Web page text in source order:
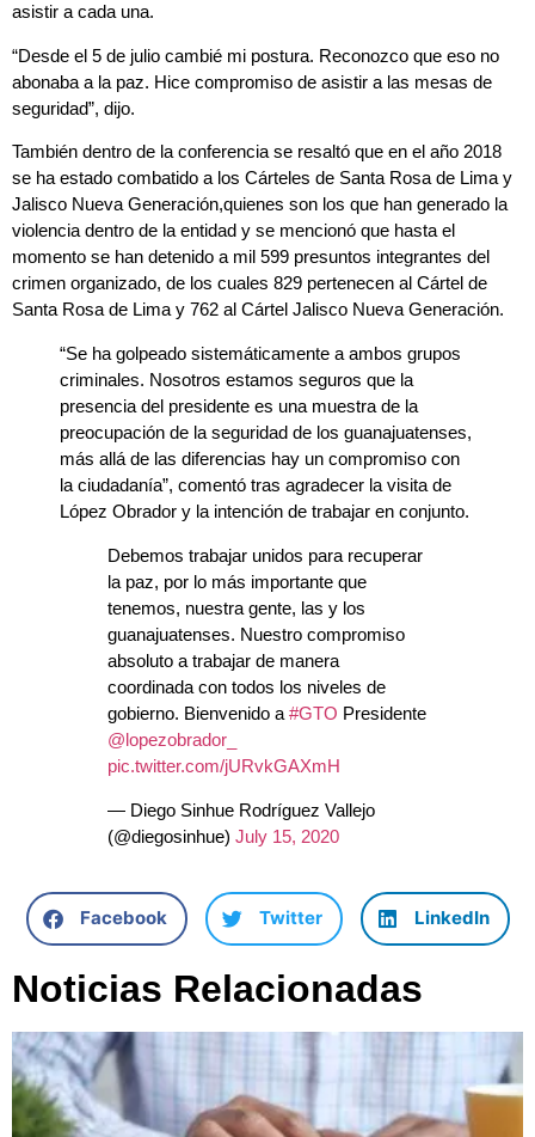
asistir a cada una.
“Desde el 5 de julio cambié mi postura. Reconozco que eso no
abonaba a la paz. Hice compromiso de asistir a las mesas de
seguridad”, dijo.
También dentro de la conferencia se resaltó que en el año 2018
se ha estado combatido a los Cárteles de Santa Rosa de Lima y
Jalisco Nueva Generación,quienes son los que han generado la
violencia dentro de la entidad y se mencionó que hasta el
momento se han detenido a mil 599 presuntos integrantes del
crimen organizado, de los cuales 829 pertenecen al Cártel de
Santa Rosa de Lima y 762 al Cártel Jalisco Nueva Generación.
“Se ha golpeado sistemáticamente a ambos grupos
criminales. Nosotros estamos seguros que la
presencia del presidente es una muestra de la
preocupación de la seguridad de los guanajuatenses,
más allá de las diferencias hay un compromiso con
la ciudadanía”, comentó tras agradecer la visita de
López Obrador y la intención de trabajar en conjunto.
Debemos trabajar unidos para recuperar
la paz, por lo más importante que
tenemos, nuestra gente, las y los
guanajuatenses. Nuestro compromiso
absoluto a trabajar de manera
coordinada con todos los niveles de
gobierno. Bienvenido a #GTO Presidente
@lopezobrador_
pic.twitter.com/jURvkGAXmH
— Diego Sinhue Rodríguez Vallejo
(@diegosinhue) July 15, 2020
Facebook Twitter LinkedIn
Noticias Relacionadas